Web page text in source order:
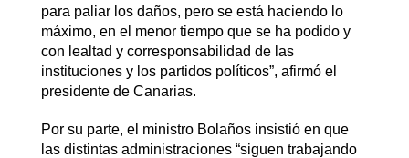
para paliar los daños, pero se está haciendo lo
máximo, en el menor tiempo que se ha podido y
con lealtad y corresponsabilidad de las
instituciones y los partidos políticos”, afirmó el
presidente de Canarias.
Por su parte, el ministro Bolaños insistió en que
las distintas administraciones “siguen trabajando